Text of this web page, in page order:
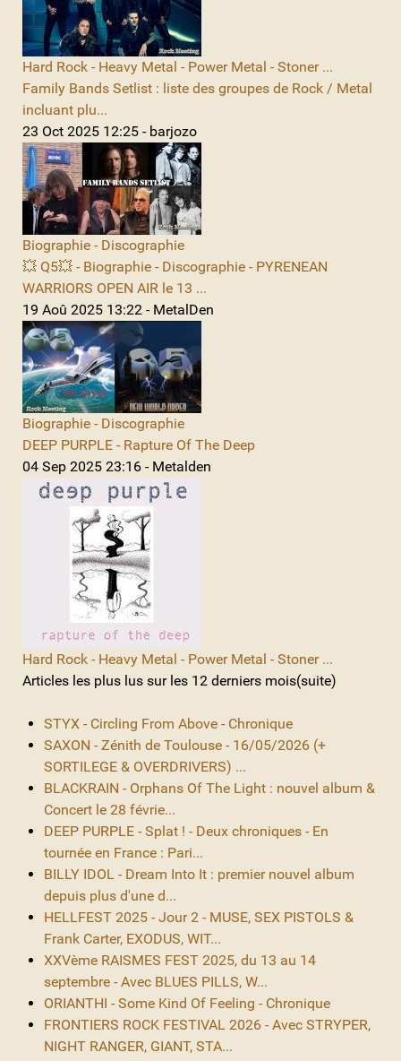
Hard Rock - Heavy Metal - Power Metal - Stoner ...
Family Bands Setlist : liste des groupes de Rock / Metal
incluant plu...
23 Oct 2025 12:25 - barjozo
Biographie - Discographie
💥 Q5💥 - Biographie - Discographie - PYRENEAN
WARRIORS OPEN AIR le 13 ...
19 Aoû 2025 13:22 - MetalDen
Biographie - Discographie
DEEP PURPLE - Rapture Of The Deep
04 Sep 2025 23:16 - Metalden
Hard Rock - Heavy Metal - Power Metal - Stoner ...
Articles les plus lus sur les 12 derniers mois(suite)
STYX - Circling From Above - Chronique
SAXON - Zénith de Toulouse - 16/05/2026 (+
SORTILEGE & OVERDRIVERS) ...
BLACKRAIN - Orphans Of The Light : nouvel album &
Concert le 28 févrie...
DEEP PURPLE - Splat ! - Deux chroniques - En
tournée en France : Pari...
BILLY IDOL - Dream Into It : premier nouvel album
depuis plus d'une d...
HELLFEST 2025 - Jour 2 - MUSE, SEX PISTOLS &
Frank Carter, EXODUS, WIT...
XXVème RAISMES FEST 2025, du 13 au 14
septembre - Avec BLUES PILLS, W...
ORIANTHI - Some Kind Of Feeling - Chronique
FRONTIERS ROCK FESTIVAL 2026 - Avec STRYPER,
NIGHT RANGER, GIANT, STA...